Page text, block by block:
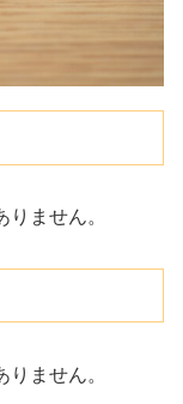
ません。
ません。